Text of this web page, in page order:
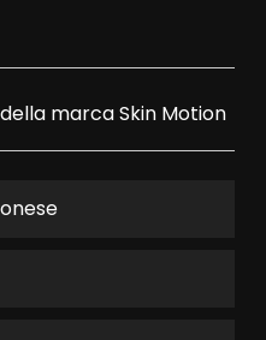
della marcaSkin Motion